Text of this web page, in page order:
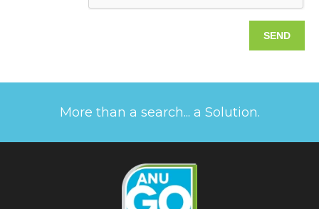
More than a search... a Solution.